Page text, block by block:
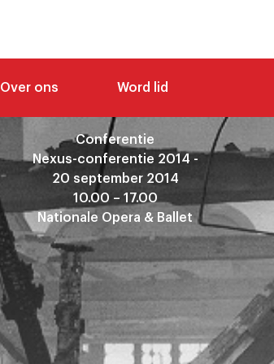
Over ons Word lid
Conferentie
Nexus-conferentie 2014 -
20 september 2014
10.00 – 17.00
Nationale Opera & Ballet